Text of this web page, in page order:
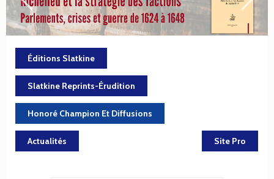
Éditions Slatkine
Slatkine Reprints-Érudition
Honoré Champion Et Diffusions
Actualités Site Pro